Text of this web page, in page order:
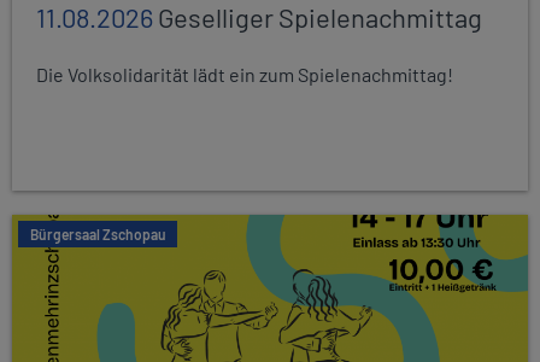
11.08.2026Geselliger Spielenachmittag
Die Volksolidarität lädt ein zum Spielenachmittag!
Bürgersaal Zschopau